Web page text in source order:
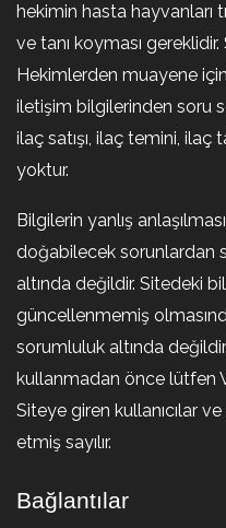
hekimin hasta hayvanları
ve tanı koyması
Hekimlerden muayene
iletişim bilgilerinden soru
ilaç satışı, ilaç temini,
yoktur.
Bilgilerin yanlış
doğabilecek sorunlardan
altında değildir. Sitedeki
güncellenmemiş
sorumluluk altında
kullanmadan önce lütfen
Siteye giren kullanıcılar
etmiş sayılır.
Bağlantılar